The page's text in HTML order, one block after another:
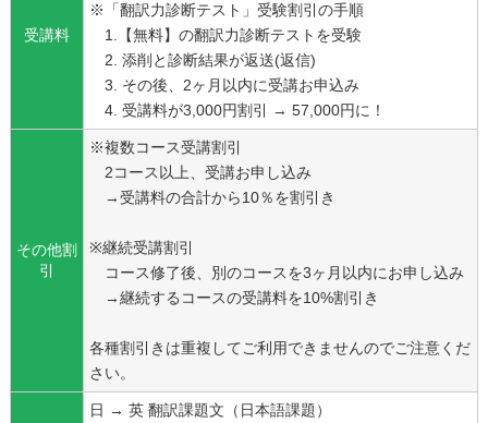
受講料
※「翻訳力診断テスト」受験割引の手順
1.【無料】の翻訳力診断テストを受験
2. 添削と診断結果が返送(返信)
3. その後、2ヶ月以内に受講お申込み
4. 受講料が3,000円割引 → 57,000円に！
その他割
引
※複数コース受講割引
2コース以上、受講お申し込み
→受講料の合計から10％を割引き
※継続受講割引
コース修了後、別のコースを3ヶ月以内にお申し込み
→継続するコースの受講料を10%割引き
各種割引きは重複してご利用できませんのでご注意くだ
さい。
日 → 英 翻訳課題文（日本語課題）